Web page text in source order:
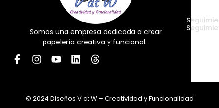
Somos una empresa dedicada a crear
papelería creativa y funcional.
© 2024 Diseños V at W – Creatividad y Funcionalidad